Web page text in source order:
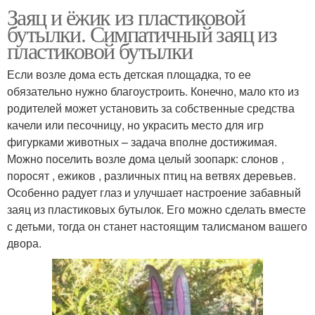
Заяц и ёжик из пластиковой
бутылки. Симпатичный заяц из
пластиковой бутылки
Если возле дома есть детская площадка, то ее
обязательно нужно благоустроить. Конечно, мало кто из
родителей может установить за собственные средства
качели или песочницу, но украсить место для игр
фигурками животных – задача вполне достижимая.
Можно поселить возле дома целый зоопарк: слонов ,
поросят , ежиков , различных птиц на ветвях деревьев.
Особенно радует глаз и улучшает настроение забавный
заяц из пластиковых бутылок. Его можно сделать вместе
с детьми, тогда он станет настоящим талисманом вашего
двора.